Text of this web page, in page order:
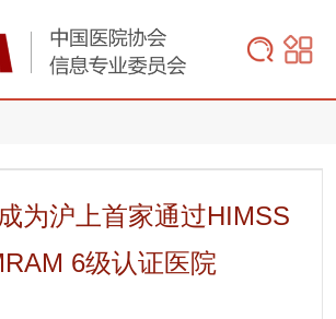
为沪上首家通过HIMSS
6级认证医院